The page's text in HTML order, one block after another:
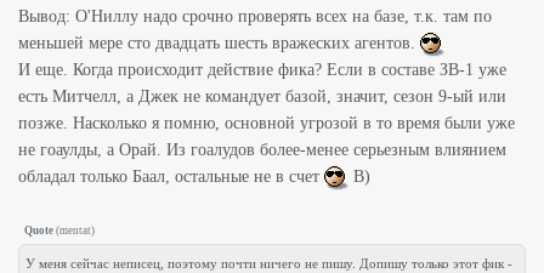
Вывод: O'Ниллу надо срочно проверять всех на базе, т.к. там по
меньшей мере сто двадцать шесть вражеских агентов.
И еще. Когда происходит действие фика? Если в составе ЗВ-1 уже
есть Митчелл, а Джек не командует базой, значит, сезон 9-ый или
позже. Насколько я помню, основной угрозой в то время были уже
не гоаулды, а Орай. Из гоалудов более-менее серьезным влиянием
обладал только Баал, остальные не в счет
B)
Quote (mentat)
У меня сейчас неписец, поэтому почти ничего не пишу. Допишу только этот фик -